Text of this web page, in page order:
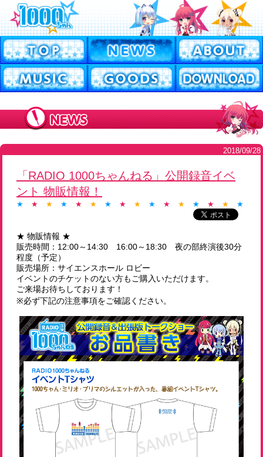
2018/09/28
「RADIO 1000ちゃんねる」公開録音イベ
ント 物販情報！
★ ★ ★ ★ ★ ★ ★ ★ ★ ★ ★ ★ ★ ★ ★ ★
★ 物販情報 ★
販売時間：12:00～14:30 16:00～18:30 夜の部終演後30分
程度（予定）
販売場所：サイエンスホール ロビー
イベントのチケットのない方もご購入いただけます。
ご来場お待ちしております！
※必ず下記の注意事項をご確認ください。